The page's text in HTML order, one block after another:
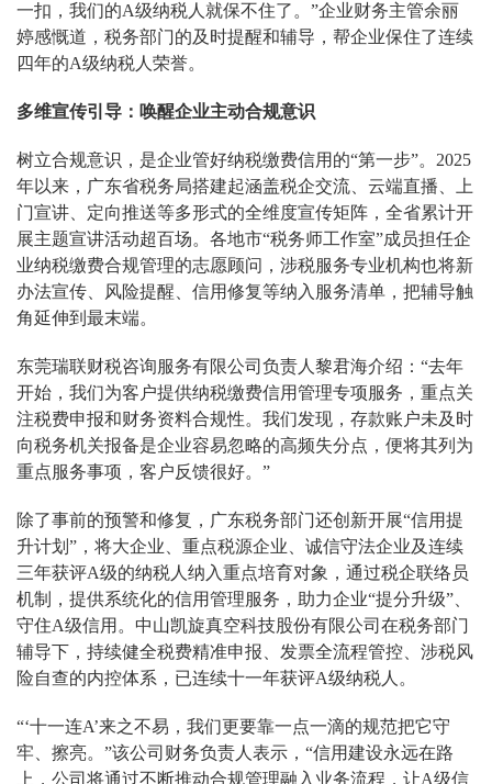
一扣，我们的A级纳税人就保不住了。”企业财务主管余丽
婷感慨道，税务部门的及时提醒和辅导，帮企业保住了连续
四年的A级纳税人荣誉。
多维宣传引导：唤醒企业主动合规意识
树立合规意识，是企业管好纳税缴费信用的“第一步”。2025
年以来，广东省税务局搭建起涵盖税企交流、云端直播、上
门宣讲、定向推送等多形式的全维度宣传矩阵，全省累计开
展主题宣讲活动超百场。各地市“税务师工作室”成员担任企
业纳税缴费合规管理的志愿顾问，涉税服务专业机构也将新
办法宣传、风险提醒、信用修复等纳入服务清单，把辅导触
角延伸到最末端。
东莞瑞联财税咨询服务有限公司负责人黎君海介绍：“去年
开始，我们为客户提供纳税缴费信用管理专项服务，重点关
注税费申报和财务资料合规性。我们发现，存款账户未及时
向税务机关报备是企业容易忽略的高频失分点，便将其列为
重点服务事项，客户反馈很好。”
除了事前的预警和修复，广东税务部门还创新开展“信用提
升计划”，将大企业、重点税源企业、诚信守法企业及连续
三年获评A级的纳税人纳入重点培育对象，通过税企联络员
机制，提供系统化的信用管理服务，助力企业“提分升级”、
守住A级信用。中山凯旋真空科技股份有限公司在税务部门
辅导下，持续健全税费精准申报、发票全流程管控、涉税风
险自查的内控体系，已连续十一年获评A级纳税人。
“‘十一连A’来之不易，我们更要靠一点一滴的规范把它守
牢、擦亮。”该公司财务负责人表示，“信用建设永远在路
上，公司将通过不断推动合规管理融入业务流程，让A级信